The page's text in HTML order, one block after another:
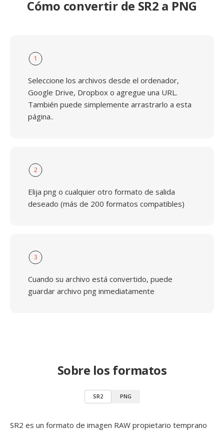
Cómo convertir de SR2 a PNG
1
Seleccione los archivos desde el ordenador,
Google Drive, Dropbox o agregue una URL.
También puede simplemente arrastrarlo a esta
página..
2
Elija png o cualquier otro formato de salida
deseado (más de 200 formatos compatibles)
3
Cuando su archivo está convertido, puede
guardar archivo png inmediatamente
Sobre los formatos
SR2 PNG
SR2 es un formato de imagen RAW propietario temprano